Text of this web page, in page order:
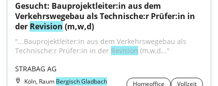
Gesucht: Bauprojektleiter:in aus dem
Verkehrswegebau als Technische:r Prüfer:in in
der Revision (m,w,d)
"...Bauprojektleiter:in aus dem Verkehrswegebau als
Technische:r Prüfer:in in der Revision (m,w,d..."
STRABAG AG
Köln, Raum Bergisch Gladbach Homeoffice Vollzeit